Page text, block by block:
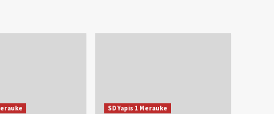
SD Yapis 1 Merauke